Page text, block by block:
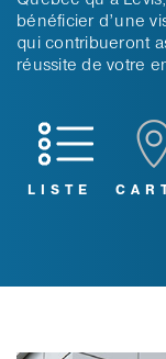
bénéficier d’une
qui contribueront
réussite de votre
LISTE